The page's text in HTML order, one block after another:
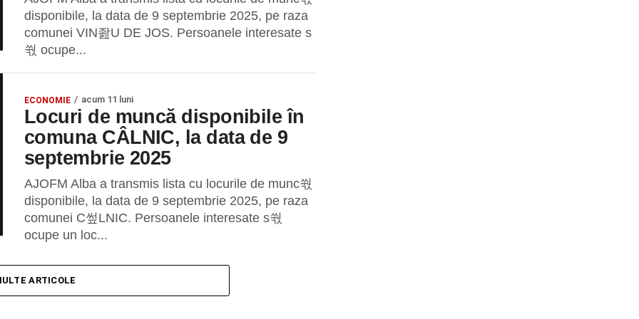
disponibile, la data de 9 septembrie 2025, pe raza
comunei VIN좚U DE JOS. Persoanele interesate s
쒃 ocupe...
ECONOMIE acum 11 luni
Locuri de muncă disponibile în
comuna CÂLNIC, la data de 9
septembrie 2025
AJOFM Alba a transmis lista cu locurile de munc쒃
disponibile, la data de 9 septembrie 2025, pe raza
comunei C쎂LNIC. Persoanele interesate s쒃
ocupe un loc...
ARTICOLE